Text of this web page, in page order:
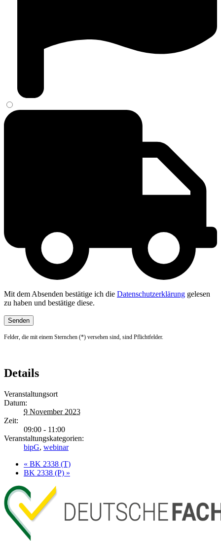
Mit dem Absenden bestätige ich die Datenschutzerklärung gelesen
zu haben und bestätige diese.
Felder, die mit einem Sternchen (*) versehen sind, sind Pflichtfelder.
Details
Veranstaltungsort
Datum:
9 November 2023
Zeit:
09:00 - 11:00
Veranstaltungskategorien:
bipG, webinar
« BK 2338 (T)
BK 2338 (P) »